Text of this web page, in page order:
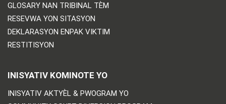
GLOSARY NAN TRIBINAL TÈM
RESEVWA YON SITASYON
DEKLARASYON ENPAK VIKTIM
RESTITISYON
INISYATIV KOMINOTE YO
INISYATIV AKTYÈL & PWOGRAM YO